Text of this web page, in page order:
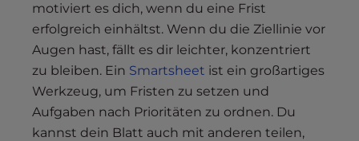
motiviert es dich, wenn du eine Frist
erfolgreich einhältst. Wenn du die Ziellinie vor
Augen hast, fällt es dir leichter, konzentriert
zu bleiben. Ein Smartsheet ist ein großartiges
Werkzeug, um Fristen zu setzen und
Aufgaben nach Prioritäten zu ordnen. Du
kannst dein Blatt auch mit anderen teilen,